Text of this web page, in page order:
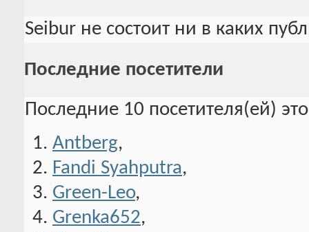
Seibur не состоит ни в каких
Последние посетители
Последние 10 посетителя(ей)
Antberg,
Fandi Syahputra,
Green-Leo,
Grenka652,